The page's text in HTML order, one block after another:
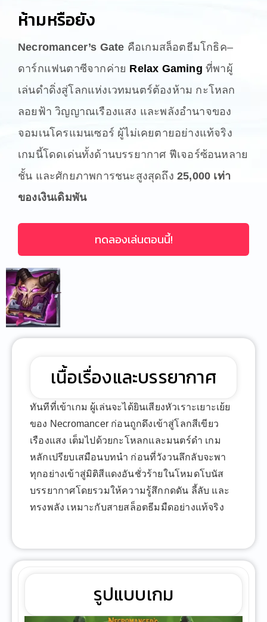
ห้ามหรือยัง
Necromancer’s Gate คือเกมสล็อตธีมโกธิค–
ดาร์กแฟนตาซีจากค่าย Relax Gaming ที่พาผู้
เล่นดำดิ่งสู่โลกแห่งเวทมนตร์ต้องห้าม กะโหลก
ลอยฟ้า วิญญาณเรืองแสง และพลังอำนาจของ
จอมเนโครแมนเซอร์ ผู้ไม่เคยตายอย่างแท้จริง
เกมนี้โดดเด่นทั้งด้านบรรยากาศ ฟีเจอร์ซ้อนหลาย
ชั้น และศักยภาพการชนะสูงสุดถึง 25,000 เท่า
ของเงินเดิมพัน
ทดลองเล่นตอนนี้!
เนื้อเรื่องและบรรยากาศ
ทันทีที่เข้าเกม ผู้เล่นจะได้ยินเสียงหัวเราะเยาะเย้ย
ของ Necromancer ก่อนถูกดึงเข้าสู่โลกสีเขียว
เรืองแสง เต็มไปด้วยกะโหลกและมนตร์ดำ เกม
หลักเปรียบเสมือนบทนำ ก่อนที่วังวนลึกลับจะพา
ทุกอย่างเข้าสู่มิติสีแดงอันชั่วร้ายในโหมดโบนัส
บรรยากาศโดยรวมให้ความรู้สึกกดดัน ลี้ลับ และ
ทรงพลัง เหมาะกับสายสล็อตธีมมืดอย่างแท้จริง
รูปแบบเกม